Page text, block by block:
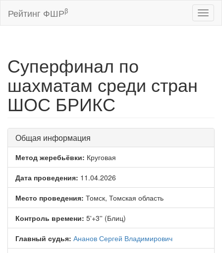
Рейтинг ФШРβ
Суперфинал по
шахматам среди стран
ШОС БРИКС
Общая информация
Метод жеребьёвки: Круговая
Дата проведения: 11.04.2026
Место проведения: Томск, Томская область
Контроль времени: 5'+3'' (Блиц)
Главный судья: Ананов Сергей Владимирович